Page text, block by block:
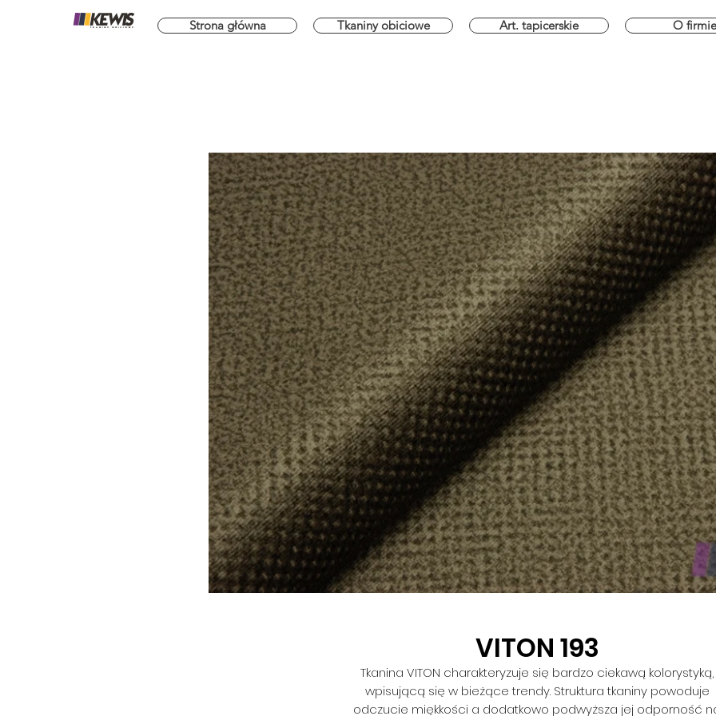
Strona główna Tkaniny obiciowe Art. tapicerskie O firmie
VITON 193
Tkanina VITON charakteryzuje się bardzo ciekawą kolorystyką,
wpisującą się w bieżące trendy. Struktura tkaniny powoduje
odczucie miękkości a dodatkowo podwyższa jej odporność